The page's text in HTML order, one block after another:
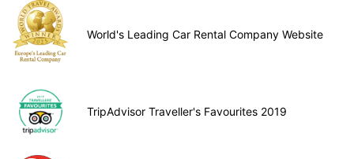
World's Leading Car Rental Company Website
TripAdvisor Traveller's Favourites 2019